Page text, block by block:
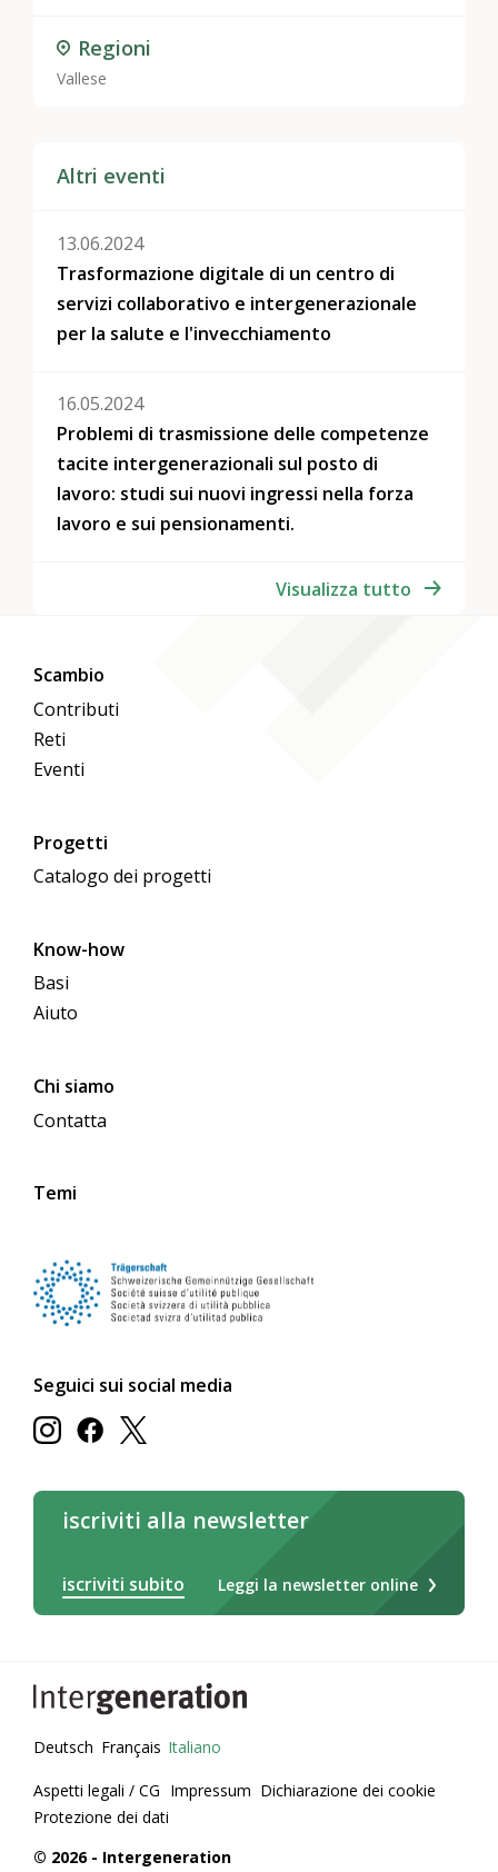
Regioni
Vallese
Altri eventi
13.06.2024
Trasformazione digitale di un centro di
servizi collaborativo e intergenerazionale
per la salute e l'invecchiamento
16.05.2024
Problemi di trasmissione delle competenze
tacite intergenerazionali sul posto di
lavoro: studi sui nuovi ingressi nella forza
lavoro e sui pensionamenti.
Visualizza tutto
Scambio
Contributi
Reti
Eventi
Progetti
Catalogo dei progetti
Know-how
Basi
Aiuto
Chi siamo
Contatta
Temi
Seguici sui social media
iscriviti alla newsletter
iscriviti subito Leggi la newsletter online
© 2026 - Intergeneration
Aspetti legali / CG Impressum Dichiarazione dei cookie
Protezione dei dati
Deutsch Français Italiano